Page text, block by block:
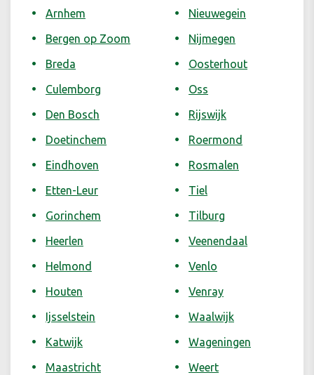
Arnhem
Bergen op Zoom
Breda
Culemborg
Den Bosch
Doetinchem
Eindhoven
Etten-Leur
Gorinchem
Heerlen
Helmond
Houten
Ijsselstein
Katwijk
Maastricht
Nieuwegein
Nijmegen
Oosterhout
Oss
Rijswijk
Roermond
Rosmalen
Tiel
Tilburg
Veenendaal
Venlo
Venray
Waalwijk
Wageningen
Weert